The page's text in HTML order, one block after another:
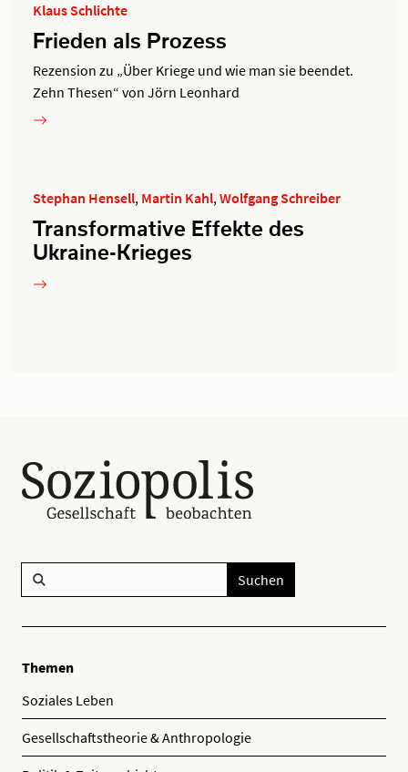
Klaus Schlichte
Frieden als Prozess
Rezension zu „Über Kriege und wie man sie beendet.
Zehn Thesen“ von Jörn Leonhard
Stephan Hensell, Martin Kahl,Wolfgang Schreiber
Transformative Effekte des
Ukraine-Krieges
Suchen
Themen
Soziales Leben
Gesellschaftstheorie & Anthropologie